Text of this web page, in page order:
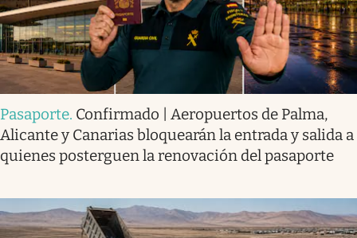
Pasaporte. Confirmado | Aeropuertos de Palma,
Alicante y Canarias bloquearán la entrada y salida a
quienes posterguen la renovación del pasaporte